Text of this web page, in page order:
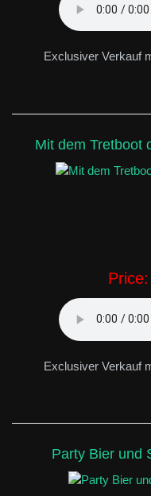
Exclusiver Verkauf
Mit dem Tretboot
Price:
Exclusiver Verkauf
Party Bier und